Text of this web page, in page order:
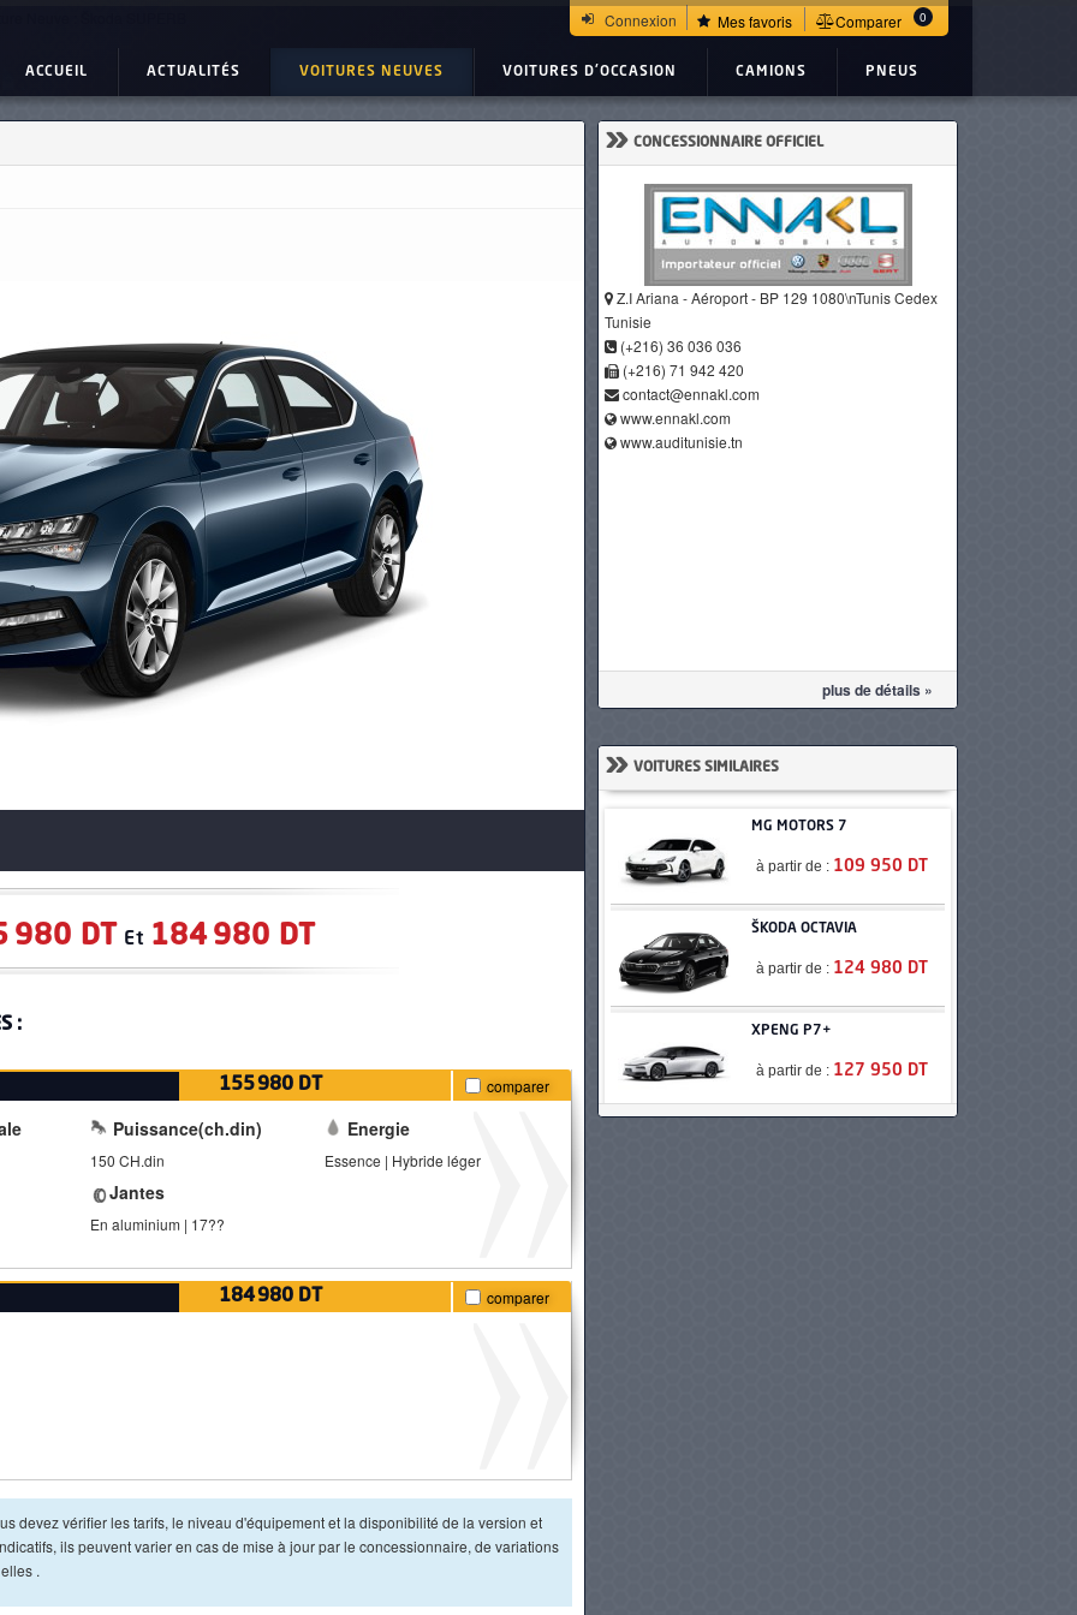
Connexion Mes favoris Comparer 0
ACCUEIL ACTUALITÉS VOITURES NEUVES VOITURES D'OCCASION CAMIONS PNEUS
980 DT Et 184 980 DT
:
comparer
155 980 DT
Puissance(ch.din)
150 CH.din
Energie
Essence | Hybride léger
Jantes
En aluminium | 17??
comparer
184 980 DT
devez vérifier les tarifs, le niveau d'équipement et la disponibilité de la version et
ils peuvent varier en cas de mise à jour par le concessionnaire, de variations
.
» CONCESSIONNAIRE OFFICIEL
Z.I Ariana - Aéroport - BP 129 1080\nTunis Cedex
Tunisie
(+216) 36 036 036
(+216) 71 942 420
contact@ennakl.com
www.ennakl.com
www.auditunisie.tn
plus de détails »
» VOITURES SIMILAIRES
MG MOTORS 7
à partir de : 109 950 DT
ŠKODA OCTAVIA
à partir de : 124 980 DT
XPENG P7+
à partir de : 127 950 DT